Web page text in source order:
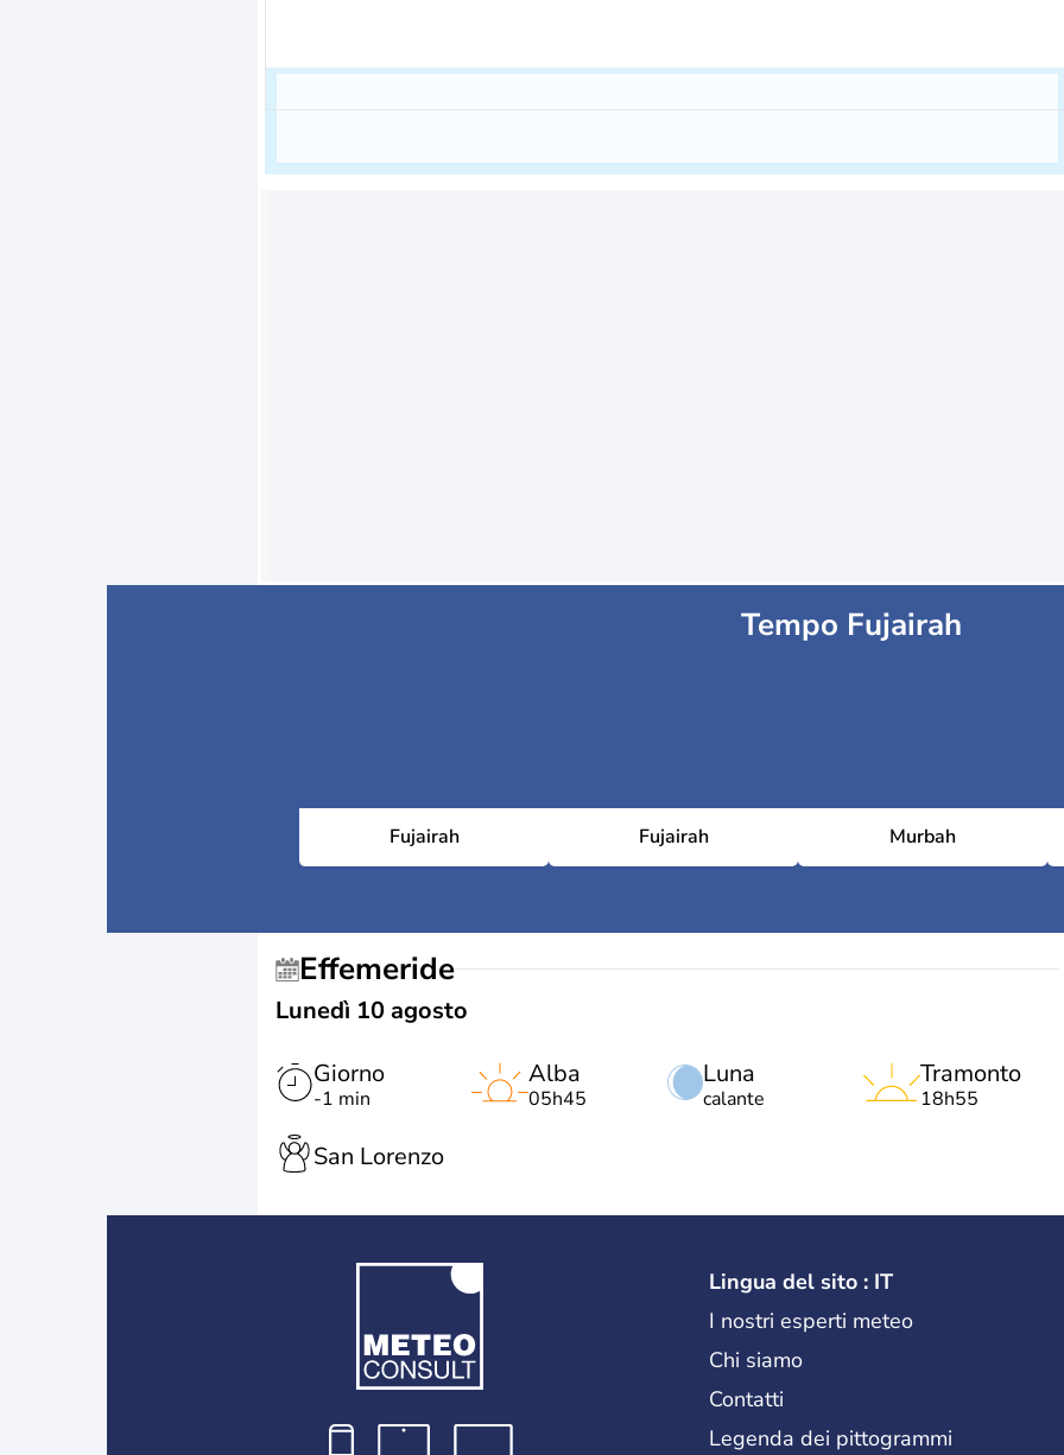
Tempo Fujairah
Fujairah Fujairah Murbah
Effemeride
Lunedì 10 agosto
Giorno
-1 min
Luna
calante
Alba
05h45
Tramonto
18h55
San Lorenzo
Lingua del sito : IT
I nostri esperti meteo
Chi siamo
Contatti
Legenda dei pittogrammi